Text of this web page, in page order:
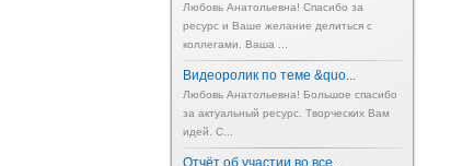
Любовь Анатольевна! Спасибо за
ресурс и Ваше желание делиться с
коллегами. Ваша ...
Видеоролик по теме &quo...
Любовь Анатольевна! Большое спасибо
за актуальный ресурс. Творческих Вам
идей. С...
Отчёт об участии во все...